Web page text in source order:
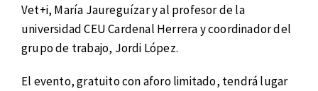
Vet+i, María Jaureguízar y al profesor de la
universidad CEU Cardenal Herrera y coordinador del
grupo de trabajo, Jordi López.
El evento, gratuito con aforo limitado, tendrá lugar